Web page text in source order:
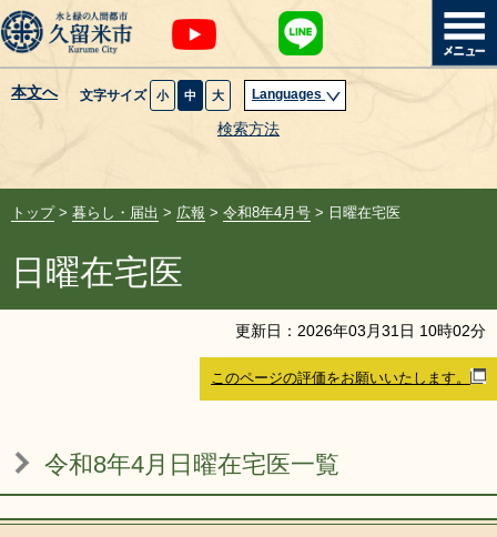
本文へ 文字サイズ 小 中 大 Languages
検索方法
暮らし・届出
健康・医療・福祉
観光魅力・イベント
創業・産業・ビジネス
サイトマップ 組織から探す
リンク集 利用ガイド
トップ> 暮らし・届出 > 広報 > 令和8年4月号 > 日曜在宅医
日曜在宅医
更新日： 2026年03 月31 日 10時02分
このページの評価をお願いいたします。
令和8年4月日曜在宅医一覧